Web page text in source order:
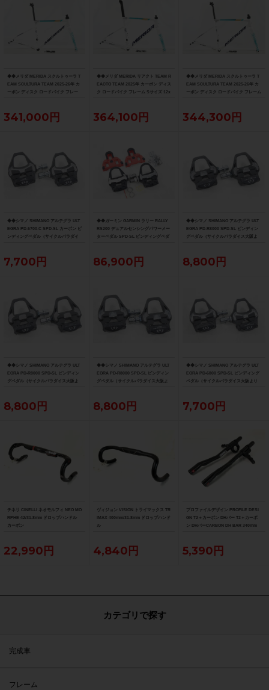
◆◆メリダ MERIDA スクルトゥーラ T
EAM SCULTURA TEAM 2025-26年 カ
ーボン ディスク ロードバイク フレー
341,000円
◆◆メリダ MERIDA リアクト TEAM R
EACTO TEAM 2025年 カーボン ディス
ク ロードバイク フレーム Sサイズ 12x
364,100円
◆◆メリダ MERIDA スクルトゥーラ T
EAM SCULTURA TEAM 2025-26年 カ
ーボン ディスク ロードバイク フレーム
344,300円
◆◆シマノ SHIMANO アルテグラ ULT
EGRA PD-6700-C SPD-SL カーボン ビ
ンディングペダル（サイクルパラダイ
7,700円
◆◆ガーミン GARMIN ラリー RALLY
RS200 デュアルセンシングパワーメー
ターペダル SPD-SL ビンディングペダ
86,900円
◆◆シマノ SHIMANO アルテグラ ULT
EGRA PD-R8000 SPD-SL ビンディン
グペダル（サイクルパラダイス大阪よ
8,800円
◆◆シマノ SHIMANO アルテグラ ULT
EGRA PD-R8000 SPD-SL ビンディン
グペダル（サイクルパラダイス大阪よ
8,800円
◆◆シマノ SHIMANO アルテグラ ULT
EGRA PD-R8000 SPD-SL ビンディン
グペダル（サイクルパラダイス大阪よ
8,800円
◆◆シマノ SHIMANO アルテグラ ULT
EGRA PD-6800 SPD-SL ビンディング
ペダル（サイクルパラダイス大阪より
7,700円
チネリ CINELLI ネオモルフィ NEO MO
RPHE 42/31.8mm ドロップハンドル
カーボン
22,990円
ヴィジョン VISION トライマックス TR
IMAX 400mm/31.8mm ドロップハンド
ル
4,840円
プロファイルデザイン PROFILE DESI
GN T2＋カーボン DHバー T2＋カーボ
ン DHバーCARBON DH BAR 340mm
5,390円
カテゴリで探す
完成車
フレーム